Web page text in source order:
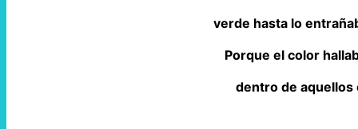
verde hasta lo
Porque el color
dentro de